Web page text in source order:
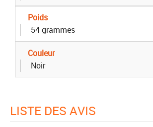
Poids
54 grammes
Couleur
Noir
LISTE DES AVIS